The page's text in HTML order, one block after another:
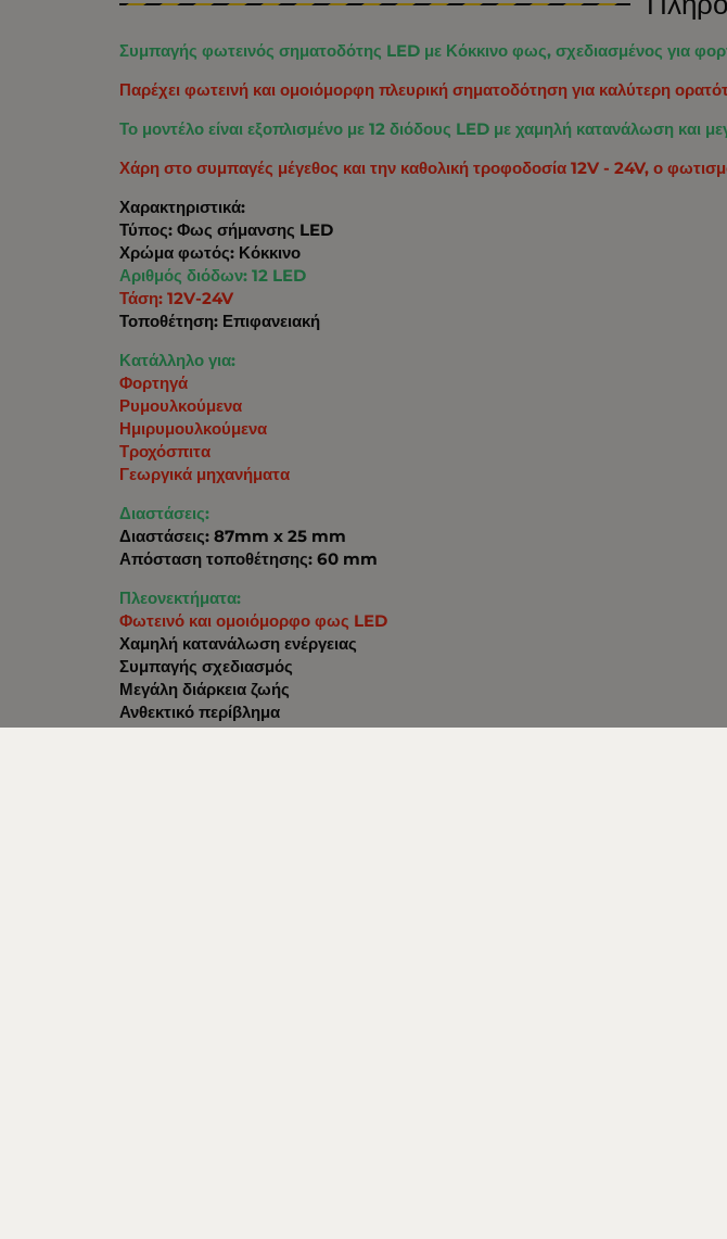
Συμπαγής φωτεινός σηματοδότης LED με Κόκκινο φως, σχεδιασμένος για
Παρέχει φωτεινή και ομοιόμορφη πλευρική σηματοδότηση για καλύτερη
Το μοντέλο είναι εξοπλισμένο με 12 διόδους LED με χαμηλή κατανάλωση και
Χάρη στο συμπαγές μέγεθος και την καθολική τροφοδοσία 12V - 24V, ο
Χαρακτηριστικά:
Τύπος: Φως σήμανσης LED
Χρώμα φωτός: Κόκκινο
Αριθμός διόδων: 12 LED
Τάση: 12V-24V
Τοποθέτηση: Επιφανειακή
Κατάλληλο για:
Φορτηγά
Ρυμουλκούμενα
Ημιρυμουλκούμενα
Τροχόσπιτα
Γεωργικά μηχανήματα
Διαστάσεις:
Διαστάσεις: 87mm x 25 mm
Απόσταση τοποθέτησης: 60 mm
Πλεονεκτήματα:
Φωτεινό και ομοιόμορφο φως LED
Χαμηλή κατανάλωση ενέργειας
Συμπαγής σχεδιασμός
Μεγάλη διάρκεια ζωής
Ανθεκτικό περίβλημα
Εύκολη εγκατάσταση